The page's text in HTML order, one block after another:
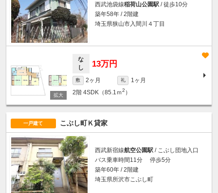
西武池袋線稲荷山公園駅 / 徒歩10分
築年58年 / 2階建
埼玉県狭山市入間川４丁目
な
し
13万円
敷 2ヶ月 礼
1ヶ月
2階 4SDK（85.1ｍ2 ）
一戸建て こぶし町Ｋ貸家
西武新宿線航空公園駅 / こぶし団地入口
バス乗車時間11分 停歩5分
築年60年 / 2階建
埼玉県所沢市こぶし町